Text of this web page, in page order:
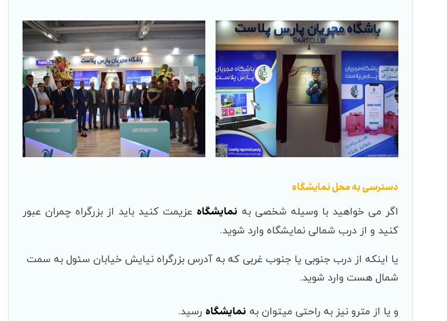
دسترسی به محل نمایشگاه
اگر می خواهید با وسیله شخصی به نمایشگاه عزیمت کنید باید از بزرگراه چمران عبور
کنید و از درب شمالی نمایشگاه وارد شوید.
یا اینکه از درب جنوبی یا جنوب غربی که به آدرس بزرگراه نیایش خیابان سئول به سمت
شمال هست وارد شوید.
و یا از مترو نیز به راحتی میتوان به نمایشگاه رسید.